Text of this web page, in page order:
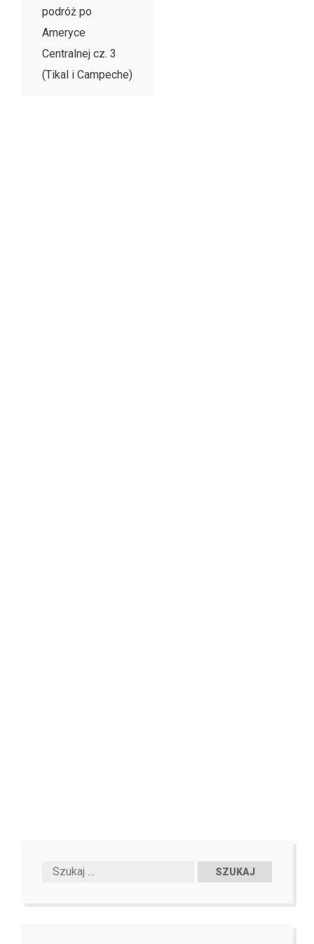
podróż po
Ameryce
Centralnej cz. 3
(Tikal i Campeche)